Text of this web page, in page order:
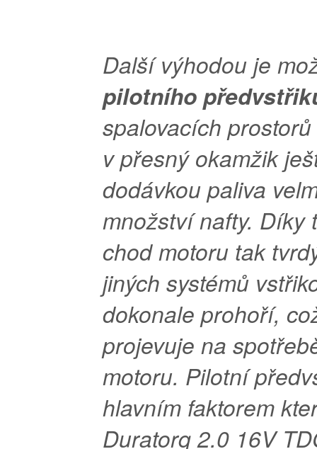
Další výhodou je
pilotního
spalovacích
v přesný okamžik
dodávkou paliva
množství nafty. Díky
chod motoru tak
jiných systémů
dokonale prohoří,
projevuje na
motoru. Pilotní
hlavním faktorem
Duratorq 2.0 16V